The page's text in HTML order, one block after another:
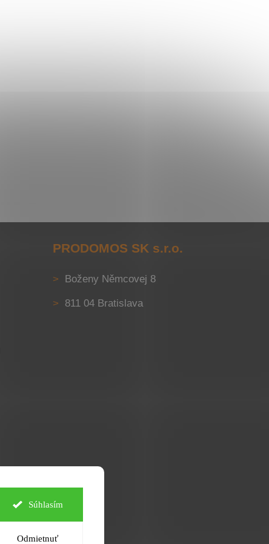
Odmietnuť
Súhlasím
PRODOMOS SK s.r.o.
Boženy Němcovej 8
811 04 Bratislava